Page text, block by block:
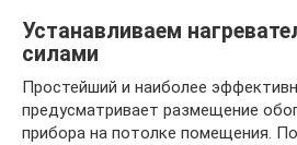
Устанавливаем
силами
Простейший и наиболее
предусматривает размещение
прибора на потолке помещения.